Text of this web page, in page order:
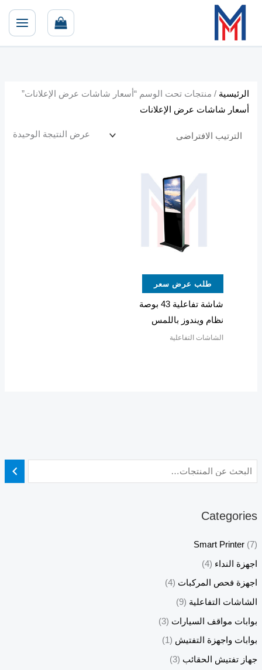
تخطي
المحتوى
Categories
Smart Printer (7)
اجهزة النداء (4)
اجهزة فحص المركبات (4)
الشاشات التفاعلية (9)
بوابات مواقف السيارات (3)
بوابات واجهزة التفتيش (1)
جهاز تفتيش الحقائب (3)
الرئيسية / منتجات تحت الوسم “أسعار شاشات عرض الإعلانات”
أسعار شاشات عرض الإعلانات
عرض النتيجة الوحيدة
طلب عرض سعر
شاشة تفاعلية 43 بوصة
نظام ويندوز باللمس
الشاشات التفاعلية